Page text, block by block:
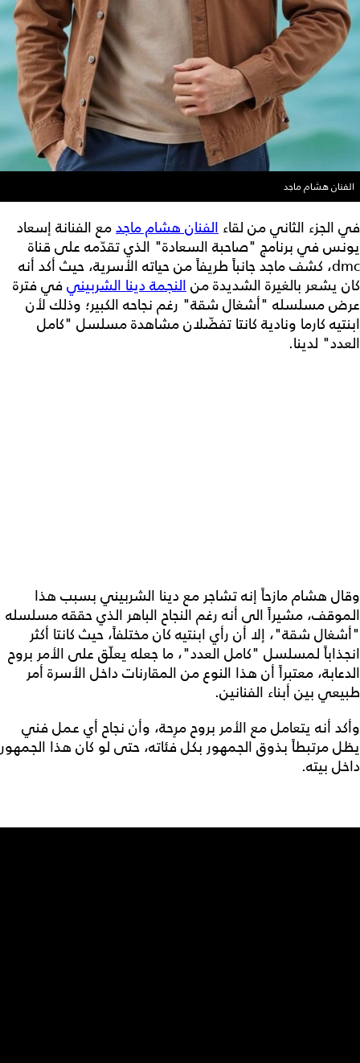
الفنان هشام ماجد
في الجزء الثاني من لقاء الفنان هشام ماجدمع الفنانة إسعاد
يونس في برنامج "صاحبة السعادة" الذي تقدّمه على قناة
dmc، كشف ماجد جانباً طريفاً من حياته الأسرية، حيث أكد أنه
كان يشعر بالغيرة الشديدة منالنجمة دينا الشربينيفي فترة
عرض مسلسله "أشغال شقة" رغم نجاحه الكبير؛ وذلك لأن
ابنتيه كارما ونادية كانتا تفضّلان مشاهدة مسلسل "كامل
العدد" لدينا.
وقال هشام مازحاً إنه تشاجر مع دينا الشربيني بسبب هذا
الموقف، مشيراً الى أنه رغم النجاح الباهر الذي حققه مسلسله
"أشغال شقة"، إلا أن رأي ابنتيه كان مختلفاً، حيث كانتا أكثر
انجذاباً لمسلسل "كامل العدد"، ما جعله يعلّق على الأمر بروح
الدعابة، معتبراً أن هذا النوع من المقارنات داخل الأسرة أمر
طبيعي بين أبناء الفنانين.
وأكد أنه يتعامل مع الأمر بروح مرِحة، وأن نجاح أي عمل فني
يظل مرتبطاً بذوق الجمهور بكل فئاته، حتى لو كان هذا الجمهور
داخل بيته.